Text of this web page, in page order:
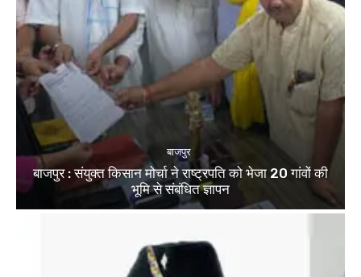
बाजपुर
बाजपुर : संयुक्त किसान मोर्चा ने राष्ट्रपति को भेजा 20 गांवों की
भूमि से संबंधित ज्ञापन